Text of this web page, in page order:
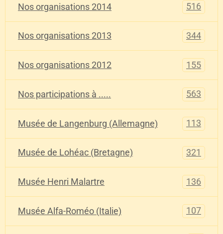
Nos organisations 2014 516
Nos organisations 2013 344
Nos organisations 2012 155
Nos participations à ..... 563
Musée de Langenburg (Allemagne) 113
Musée de Lohéac (Bretagne) 321
Musée Henri Malartre 136
Musée Alfa-Roméo (Italie) 107